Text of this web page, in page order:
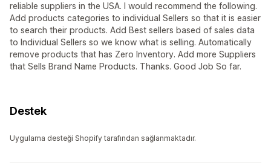
reliable suppliers in the USA. I would recommend the following.
Add products categories to individual Sellers so that it is easier
to search their products. Add Best sellers based of sales data
to Individual Sellers so we know what is selling. Automatically
remove products that has Zero Inventory. Add more Suppliers
that Sells Brand Name Products. Thanks. Good Job So far.
Destek
Uygulama desteği Shopify tarafından sağlanmaktadır.